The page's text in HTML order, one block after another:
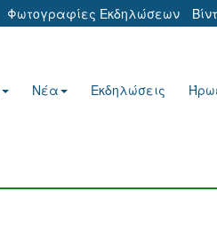
Φωτογραφίες Εκδηλώσεων
Νέα Εκδηλώσεις